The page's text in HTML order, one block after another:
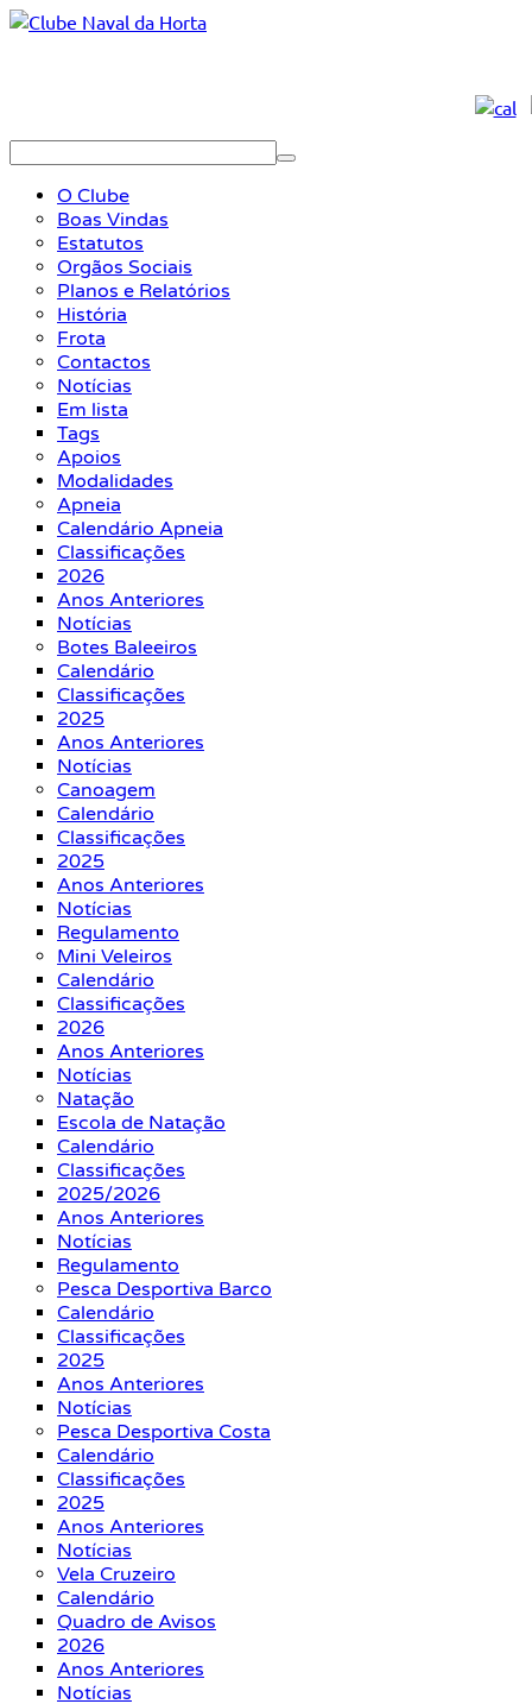
O Clube
Boas Vindas
Estatutos
Orgãos Sociais
Planos e Relatórios
História
Frota
Contactos
Notícias
Em lista
Tags
Apoios
Modalidades
Apneia
Calendário Apneia
Classificações
2026
Anos Anteriores
Notícias
Botes Baleeiros
Calendário
Classificações
2025
Anos Anteriores
Notícias
Canoagem
Calendário
Classificações
2025
Anos Anteriores
Notícias
Regulamento
Mini Veleiros
Calendário
Classificações
2026
Anos Anteriores
Notícias
Natação
Escola de Natação
Calendário
Classificações
2025/2026
Anos Anteriores
Notícias
Regulamento
Pesca Desportiva Barco
Calendário
Classificações
2025
Anos Anteriores
Notícias
Pesca Desportiva Costa
Calendário
Classificações
2025
Anos Anteriores
Notícias
Vela Cruzeiro
Calendário
Quadro de Avisos
2026
Anos Anteriores
Notícias